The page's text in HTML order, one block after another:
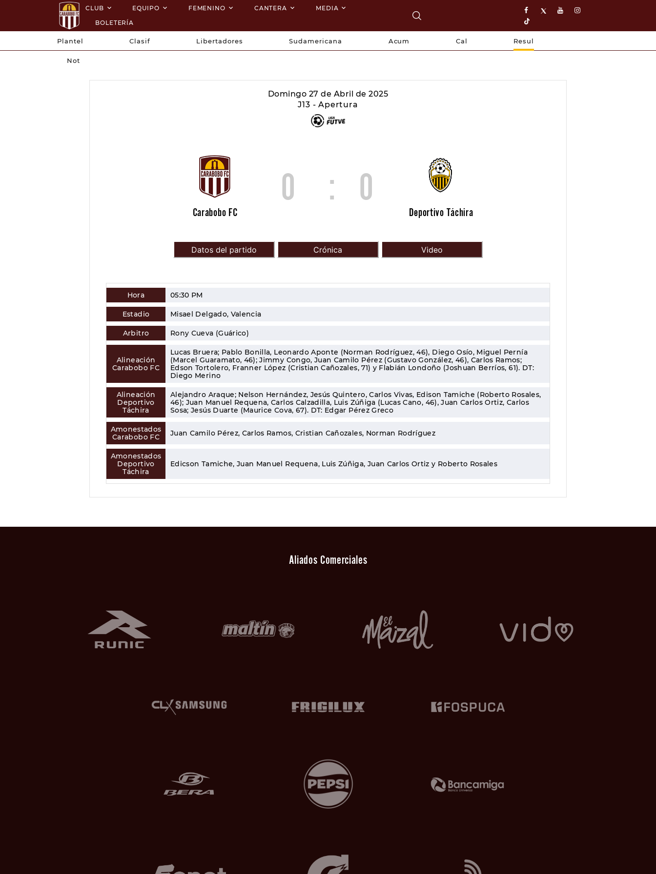
CLUB EQUIPO FEMENINO CANTERA
MEDIA
BOLETERÍA
Plantel Clasif Libertadores Sudamericana Acum Cal Resul
Not
Domingo 27 de Abril de 2025
J13 - Apertura
Carabobo FC
0 : 0
Deportivo Táchira
Datos del partido Crónica Video
Hora 05:30 PM
Estadio Misael Delgado, Valencia
Arbitro Rony Cueva (Guárico)
Alineación
Carabobo FC
Lucas Bruera; Pablo Bonilla, Leonardo Aponte (Norman Rodríguez, 46), Diego Osío, Miguel Pernía
(Marcel Guaramato, 46); Jimmy Congo, Juan Camilo Pérez (Gustavo González, 46), Carlos Ramos;
Edson Tortolero, Franner López (Cristian Cañozales, 71) y Flabián Londoño (Joshuan Berríos, 61). DT:
Diego Merino
Alineación
Deportivo
Táchira
Alejandro Araque; Nelson Hernández, Jesús Quintero, Carlos Vivas, Edison Tamiche (Roberto Rosales,
46); Juan Manuel Requena, Carlos Calzadilla, Luis Zúñiga (Lucas Cano, 46), Juan Carlos Ortiz, Carlos
Sosa; Jesús Duarte (Maurice Cova, 67). DT: Edgar Pérez Greco
Amonestados
Carabobo FC
Juan Camilo Pérez, Carlos Ramos, Cristian Cañozales, Norman Rodríguez
Amonestados
Deportivo
Táchira
Edicson Tamiche, Juan Manuel Requena, Luis Zúñiga, Juan Carlos Ortiz y Roberto Rosales
Aliados Comerciales